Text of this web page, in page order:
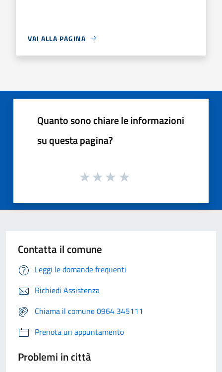
VAI ALLA PAGINA
Quanto sono chiare le informazioni
su questa pagina?
Contatta il comune
Leggi le domande frequenti
Richiedi Assistenza
Chiama il comune 0964 345111
Prenota un appuntamento
Problemi in città